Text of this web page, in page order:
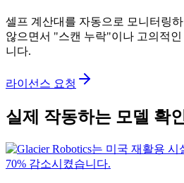
셀프 계산대를 자동으로 모니터링
않으면서 "스캔 누락"이나 고의적
니다.
라이선스 요청
실제 작동하는 모델 확